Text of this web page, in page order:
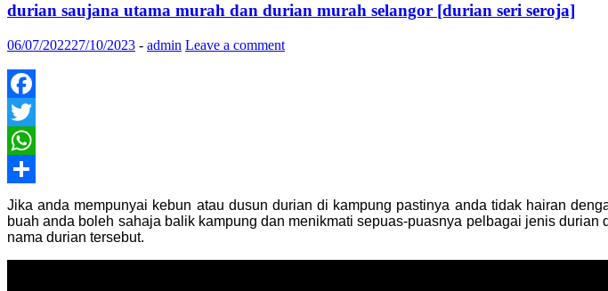
durian saujana utama murah dan durian murah selangor [durian seri seroja]
06/07/202227/10/2023 - admin Leave a comment
Facebook
Twitter
WhatsApp
Share
Jika anda mempunyai kebun atau dusun durian di kampung pastinya anda tidak hairan
buah anda boleh sahaja balik kampung dan menikmati sepuas-puasnya pelbagai jenis
nama durian tersebut.